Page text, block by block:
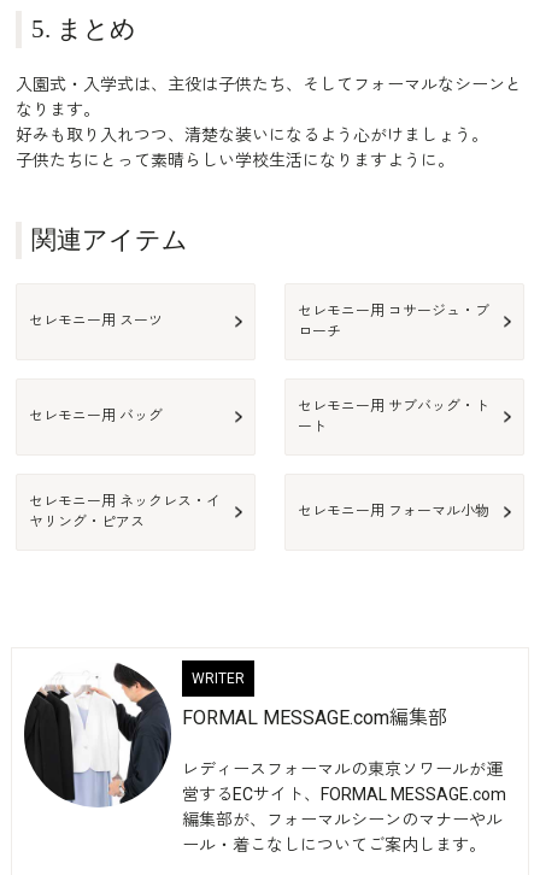
5. まとめ
入園式・入学式は、主役は子供たち、そしてフォーマルなシーンと
なります。
好みも取り入れつつ、清楚な装いになるよう心がけましょう。
子供たちにとって素晴らしい学校生活になりますように。
関連アイテム
セレモニー用 スーツ
セレモニー用 コサージュ・ブ
ローチ
セレモニー用 バッグ
セレモニー用 サブバッグ・ト
ート
セレモニー用 ネックレス・イ
ヤリング・ピアス
セレモニー用 フォーマル小物
WRITER
FORMAL MESSAGE.com編集部
レディースフォーマルの東京ソワールが運
営するECサイト、FORMAL MESSAGE.com
編集部が、フォーマルシーンのマナーやル
ール・着こなしについてご案内します。